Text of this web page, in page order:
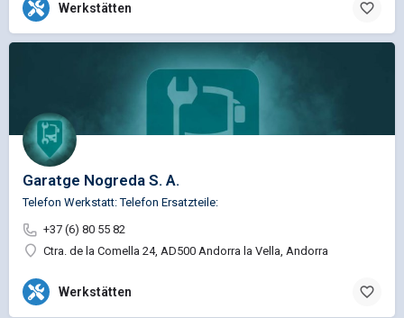
Werkstätten
Garatge Nogreda S. A.
Telefon Werkstatt: Telefon Ersatzteile:
+37 (6) 80 55 82
Ctra. de la Comella 24, AD500 Andorra la Vella, Andorra
Werkstätten